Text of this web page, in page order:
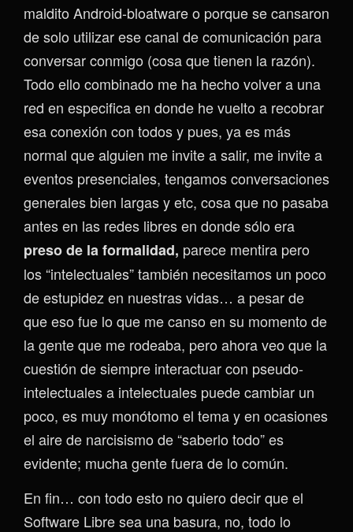
maldito Android-bloatware o porque se cansaron
de solo utilizar ese canal de comunicación para
conversar conmigo (cosa que tienen la razón).
Todo ello combinado me ha hecho volver a una
red en especifica en donde he vuelto a recobrar
esa conexión con todos y pues, ya es más
normal que alguien me invite a salir, me invite a
eventos presenciales, tengamos conversaciones
generales bien largas y etc, cosa que no pasaba
antes en las redes libres en donde sólo era
preso de la formalidad, parece mentira pero
los “intelectuales” también necesitamos un poco
de estupidez en nuestras vidas… a pesar de
que eso fue lo que me canso en su momento de
la gente que me rodeaba, pero ahora veo que la
cuestión de siempre interactuar con pseudo-
intelectuales a intelectuales puede cambiar un
poco, es muy monótomo el tema y en ocasiones
el aire de narcisismo de “saberlo todo” es
evidente; mucha gente fuera de lo común.
En fin… con todo esto no quiero decir que el
Software Libre sea una basura, no, todo lo